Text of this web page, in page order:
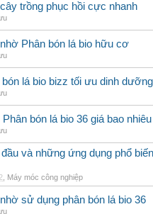
trồng phục hồi cực nhanh
Phân bón lá bio hữu cơ
lá bio bizz tối ưu dinh dưỡng
bón lá bio 36 giá bao nhiêu
và những ứng dụng phổ
Máy móc công nghiệp
sử dụng phân bón lá bio 36